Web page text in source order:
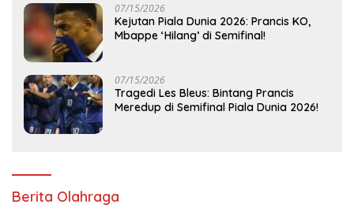
07/15/2026
Kejutan Piala Dunia 2026: Prancis KO,
Mbappe ‘Hilang’ di Semifinal!
07/15/2026
Tragedi Les Bleus: Bintang Prancis
Meredup di Semifinal Piala Dunia 2026!
Berita Olahraga